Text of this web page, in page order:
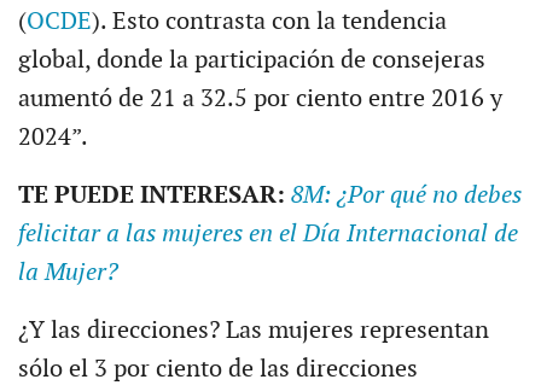
(OCDE). Esto contrasta con la tendencia
global, donde la participación de consejeras
aumentó de 21 a 32.5 por ciento entre 2016 y
2024”.
TE PUEDE INTERESAR: 8M: ¿Por qué no debes
felicitar a las mujeres en el Día Internacional de
la Mujer?
¿Y las direcciones? Las mujeres representan
sólo el 3 por ciento de las direcciones